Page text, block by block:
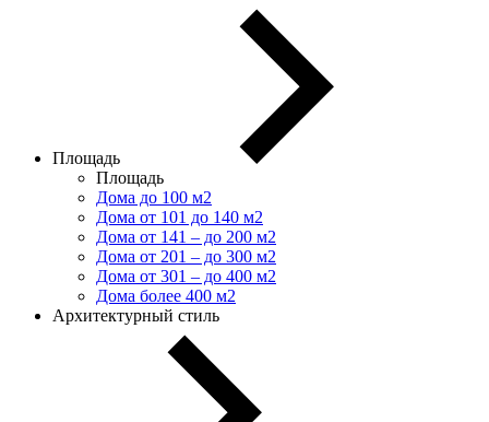
Площадь
Площадь
Дома до 100 м2
Дома от 101 до 140 м2
Дома от 141 – до 200 м2
Дома от 201 – до 300 м2
Дома от 301 – до 400 м2
Дома более 400 м2
Архитектурный стиль